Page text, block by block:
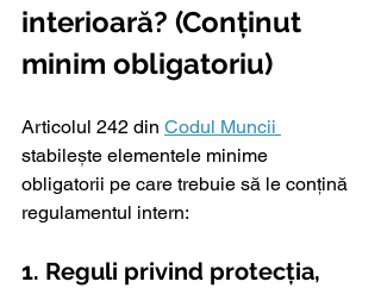
interioară? (Conținut
minim obligatoriu)
Articolul 242 din Codul Muncii
stabilește elementele minime
obligatorii pe care trebuie să le conțină
regulamentul intern:
1. Reguli privind protecția,